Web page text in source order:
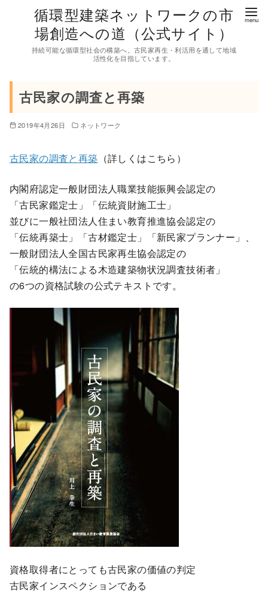
循環型建築ネットワークの市
場創造への道（公式サイト）
持続可能な循環型社会の構築へ。古民家再生・利活用を通して地域
活性化を目指しています。
古民家の調査と再築
2019年4月26日 ネットワーク
古民家の調査と再築 （詳しくはこちら）
内閣府認定一般財団法人職業技能振興会認定の
「古民家鑑定士」「伝統資財施工士」
並びに一般社団法人住まい教育推進協会認定の
「伝統再築士」「古材鑑定士」「新民家プランナー」、
一般財団法人全国古民家再生協会認定の
「伝統的構法による木造建築物状況調査技術者」
の6つの資格試験の公式テキストです。
資格取得者にとっても古民家の価値の判定
古民家インスペクションである